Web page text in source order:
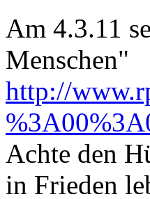
Am 4.3.11
Menschen"
http://
Achte den
in Frieden